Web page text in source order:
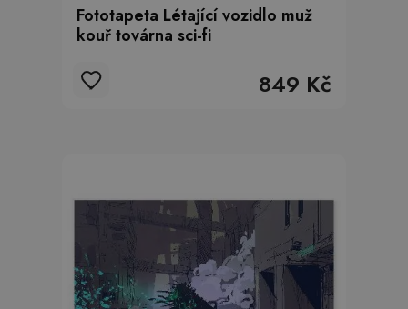
Fototapeta Létající vozidlo muž
kouř továrna sci-fi
849 Kč